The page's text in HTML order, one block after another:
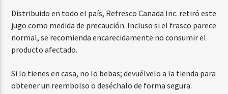
Distribuido en todo el país, Refresco Canada Inc. retiró este
jugo como medida de precaución. Incluso si el frasco parece
normal, se recomienda encarecidamente no consumir el
producto afectado.
Si lo tienes en casa, no lo bebas; devuélvelo a la tienda para
obtener un reembolso o deséchalo de forma segura.